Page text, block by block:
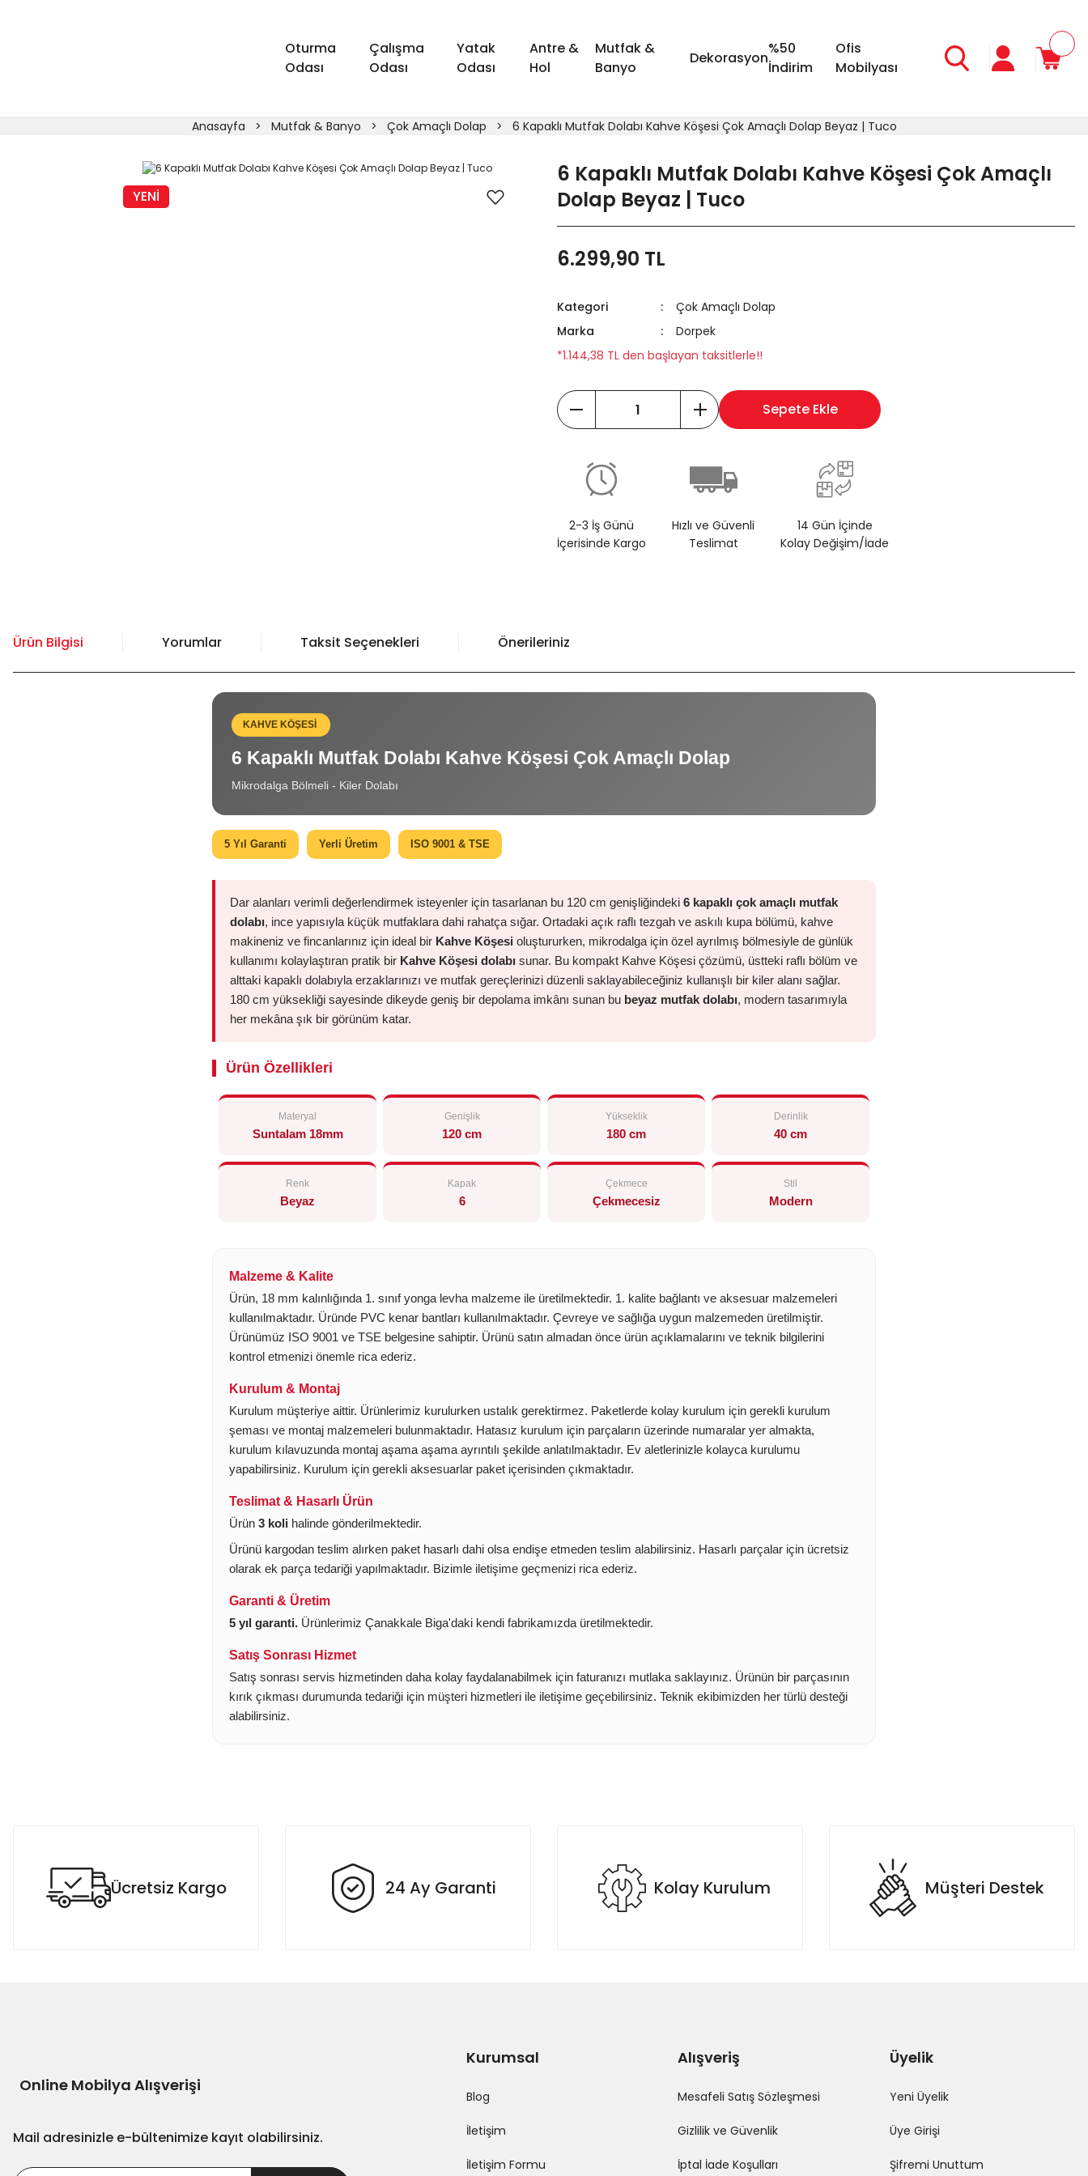
Oturma
Odası
Çalışma
Odası
Yatak
Odası
Antre &
Hol
Mutfak &
Banyo
Dekorasyon
%50
İndirim
Ofis
Mobilyası
Anasayfa Mutfak & Banyo Çok Amaçlı Dolap 6 Kapaklı Mutfak Dolabı Kahve Köşesi Çok Amaçlı Dolap Beyaz | Tuco
YENİ
6 Kapaklı Mutfak Dolabı Kahve Köşesi Çok Amaçlı
Dolap Beyaz | Tuco
6.299,90 TL
Kategori
Çok Amaçlı Dolap
Marka
Dorpek
*1.144,38 TL den başlayan taksitlerle!!
Sepete Ekle
2-3 İş Günü
İçerisinde Kargo
Hızlı ve Güvenli
Teslimat
14 Gün İçinde
Kolay Değişim/İade
Ürün Bilgisi Yorumlar Taksit Seçenekleri Önerileriniz
KAHVE KÖŞESİ
6 Kapaklı Mutfak Dolabı Kahve Köşesi Çok Amaçlı Dolap
Mikrodalga Bölmeli - Kiler Dolabı
5 Yıl Garanti Yerli Üretim ISO 9001 & TSE
Dar alanları verimli değerlendirmek isteyenler için tasarlanan bu 120 cm genişliğindeki 6 kapaklı çok amaçlı mutfak
dolabı, ince yapısıyla küçük mutfaklara dahi rahatça sığar. Ortadaki açık raflı tezgah ve askılı kupa bölümü, kahve
makineniz ve fincanlarınız için ideal bir Kahve Köşesi oluştururken, mikrodalga için özel ayrılmış bölmesiyle de günlük
kullanımı kolaylaştıran pratik bir Kahve Köşesi dolabı sunar. Bu kompakt Kahve Köşesi çözümü, üstteki raflı bölüm ve
alttaki kapaklı dolabıyla erzaklarınızı ve mutfak gereçlerinizi düzenli saklayabileceğiniz kullanışlı bir kiler alanı sağlar.
180 cm yüksekliği sayesinde dikeyde geniş bir depolama imkânı sunan bu beyaz mutfak dolabı, modern tasarımıyla
her mekâna şık bir görünüm katar.
Ürün Özellikleri
Materyal
Suntalam 18mm
Genişlik
120 cm
Yükseklik
180 cm
Derinlik
40 cm
Renk
Beyaz
Kapak
6
Çekmece
Çekmecesiz
Stil
Modern
Malzeme & Kalite
Ürün, 18 mm kalınlığında 1. sınıf yonga levha malzeme ile üretilmektedir. 1. kalite bağlantı ve aksesuar malzemeleri
kullanılmaktadır. Üründe PVC kenar bantları kullanılmaktadır. Çevreye ve sağlığa uygun malzemeden üretilmiştir.
Ürünümüz ISO 9001 ve TSE belgesine sahiptir. Ürünü satın almadan önce ürün açıklamalarını ve teknik bilgilerini
kontrol etmenizi önemle rica ederiz.
Kurulum & Montaj
Kurulum müşteriye aittir. Ürünlerimiz kurulurken ustalık gerektirmez. Paketlerde kolay kurulum için gerekli kurulum
şeması ve montaj malzemeleri bulunmaktadır. Hatasız kurulum için parçaların üzerinde numaralar yer almakta,
kurulum kılavuzunda montaj aşama aşama ayrıntılı şekilde anlatılmaktadır. Ev aletlerinizle kolayca kurulumu
yapabilirsiniz. Kurulum için gerekli aksesuarlar paket içerisinden çıkmaktadır.
Teslimat & Hasarlı Ürün
Ürün 3 koli halinde gönderilmektedir.
Ürünü kargodan teslim alırken paket hasarlı dahi olsa endişe etmeden teslim alabilirsiniz. Hasarlı parçalar için ücretsiz
olarak ek parça tedariği yapılmaktadır. Bizimle iletişime geçmenizi rica ederiz.
Garanti & Üretim
5 yıl garanti. Ürünlerimiz Çanakkale Biga'daki kendi fabrikamızda üretilmektedir.
Satış Sonrası Hizmet
Satış sonrası servis hizmetinden daha kolay faydalanabilmek için faturanızı mutlaka saklayınız. Ürünün bir parçasının
kırık çıkması durumunda tedariği için müşteri hizmetleri ile iletişime geçebilirsiniz. Teknik ekibimizden her türlü desteği
alabilirsiniz.
Ürün bilgilerinde hatalar bulunuyor.
Ürün fiyatı diğer sitelerden daha pahalı.
Ücretsiz Kargo 24 Ay Garanti Kolay Kurulum Müşteri Destek
Online Mobilya Alışverişi
Mail adresinizle e-bültenimize kayıt olabilirsiniz.
Kurumsal
Blog
İletişim
İletişim Formu
Alışveriş
Mesafeli Satış Sözleşmesi
Gizlilik ve Güvenlik
İptal İade Koşulları
Üyelik
Yeni Üyelik
Üye Girişi
Şifremi Unuttum